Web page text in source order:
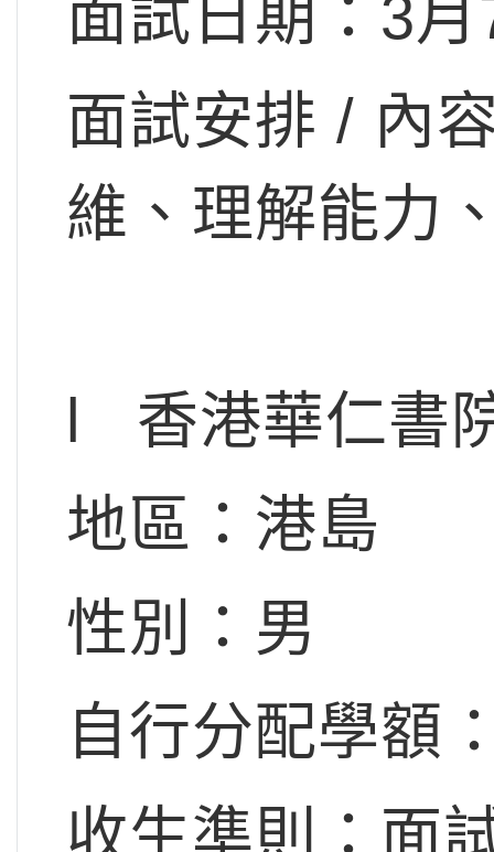
面試日期：3
面試安排 / 內
維、理解能力
l 香港華仁書
地區：港島
性別：男
自行分配學額
收生準則：面